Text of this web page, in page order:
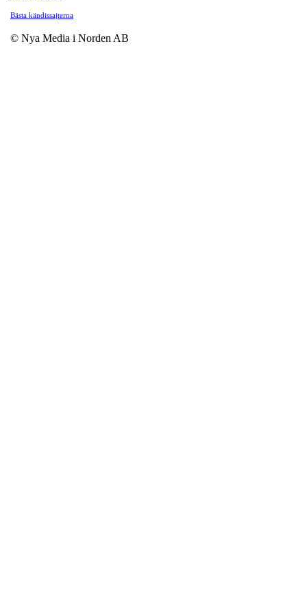
Bästa kändissajterna
© Nya Media i Norden AB